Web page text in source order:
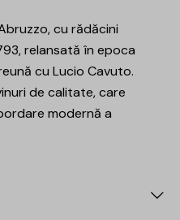
cu rădăcini
relansată în epoca
cu Lucio Cavuto.
de calitate, care
modernă a